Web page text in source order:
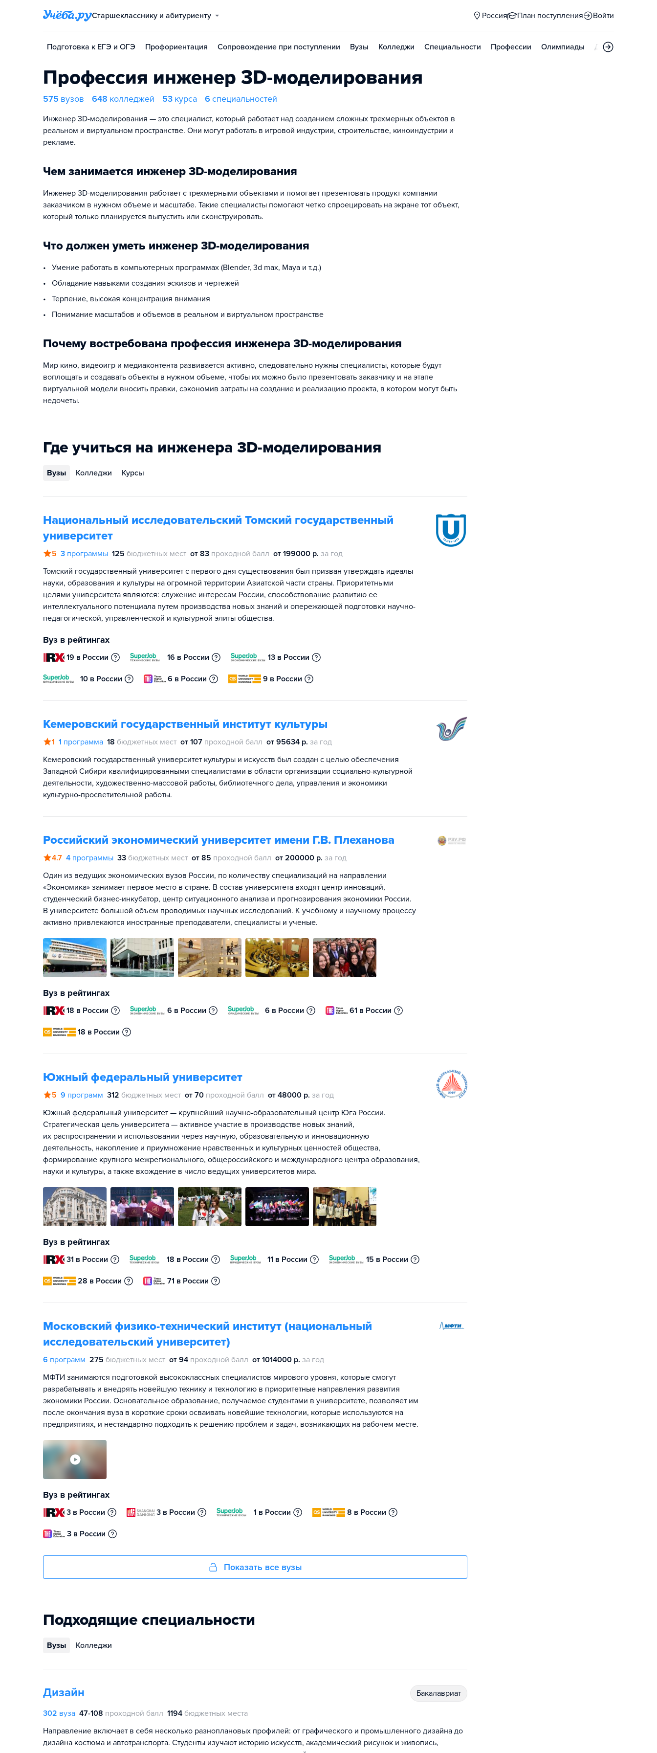
Старшекласснику и абитуриенту Россия План поступления Войти
Подготовка к ЕГЭ и ОГЭ Профориентация Сопровождение при поступлении Вузы Колледжи Специальности Профессии Олимпиады Дни открытых
Профессия инженер 3D-моделирования
575 вузов 648 колледжей 53 курса 6 специальностей
Инженер 3D-моделирования — это специалист, который работает над созданием сложных трехмерных объектов в
реальном и виртуальном пространстве. Они могут работать в игровой индустрии, строительстве, киноиндустрии и
рекламе.
Чем занимается инженер 3D-моделирования
Инженер 3D-моделирования работает с трехмерными объектами и помогает презентовать продукт компании
заказчиком в нужном объеме и масштабе. Такие специалисты помогают четко спроецировать на экране тот объект,
который только планируется выпустить или сконструировать.
Что должен уметь инженер 3D-моделирования
• Умение работать в компьютерных программах (Blender, 3d max, Maya и т.д.)
• Обладание навыками создания эскизов и чертежей
• Терпение, высокая концентрация внимания
• Понимание масштабов и объемов в реальном и виртуальном пространстве
Почему востребована профессия инженера 3D-моделирования
Мир кино, видеоигр и медиаконтента развивается активно, следовательно нужны специалисты, которые будут
воплощать и создавать объекты в нужном объеме, чтобы их можно было презентовать заказчику и на этапе
виртуальной модели вносить правки, сэкономив затраты на создание и реализацию проекта, в котором могут быть
недочеты.
Где учиться на инженера 3D-моделирования
Вузы Колледжи Курсы
Национальный исследовательский Томский государственный
университет
5 3 программы 125 бюджетных мест от 83 проходной балл от 199000 р. за год
Томский государственный университет с первого дня существования был призван утверждать идеалы
науки, образования и культуры на огромной территории Азиатской части страны. Приоритетными
целями университета являются: служение интересам России, способствование развитию ее
интеллектуального потенциала путем производства новых знаний и опережающей подготовки научно-
педагогической, управленческой и культурной элиты общества.
Вуз в рейтингах
19 в России 16 в России 13 в России
10 в России 6 в России 9 в России
Кемеровский государственный институт культуры
1 1 программа 18 бюджетных мест от 107 проходной балл от 95634 р. за год
Кемеровский государственный университет культуры и искусств был создан с целью обеспечения
Западной Сибири квалифицированными специалистами в области организации социально-культурной
деятельности, художественно-массовой работы, библиотечного дела, управления и экономики
культурно-просветительной работы.
Российский экономический университет имени Г.В. Плеханова
4.7 4 программы 33 бюджетных мест от 85 проходной балл от 200000 р. за год
Один из ведущих экономических вузов России, по количеству специализаций на направлении
«Экономика» занимает первое место в стране. В состав университета входят центр инноваций,
студенческий бизнес-инкубатор, центр ситуационного анализа и прогнозирования экономики России.
В университете большой объем проводимых научных исследований. К учебному и научному процессу
активно привлекаются иностранные преподаватели, специалисты и ученые.
Вуз в рейтингах
18 в России 6 в России 6 в России 61 в России
18 в России
Южный федеральный университет
5 9 программ 312 бюджетных мест от 70 проходной балл от 48000 р. за год
Южный федеральный университет — крупнейший научно-образовательный центр Юга России.
Стратегическая цель университета — активное участие в производстве новых знаний,
их распространении и использовании через научную, образовательную и инновационную
деятельность, накопление и приумножение нравственных и культурных ценностей общества,
формирование крупного межрегионального, общероссийского и международного центра образования,
науки и культуры, а также вхождение в число ведущих университетов мира.
Вуз в рейтингах
31 в России 18 в России 11 в России 15 в России
28 в России 71 в России
Московский физико-технический институт (национальный
исследовательский университет)
6 программ 275 бюджетных мест от 94 проходной балл от 1014000 р. за год
МФТИ занимаются подготовкой высококлассных специалистов мирового уровня, которые смогут
разрабатывать и внедрять новейшую технику и технологию в приоритетные направления развития
экономики России. Основательное образование, получаемое студентами в университете, позволяет им
после окончания вуза в короткие сроки осваивать новейшие технологии, которые используются на
предприятиях, и нестандартно подходить к решению проблем и задач, возникающих на рабочем месте.
Вуз в рейтингах
3 в России 3 в России 1 в России 8 в России
3 в России
Показать все вузы
Подходящие специальности
Вузы Колледжи
Дизайн бакалавриат
302 вуза 47-108 проходной балл 1194 бюджетных места
Направление включает в себя несколько разноплановых профилей: от графического и промышленного дизайна до
дизайна костюма и автотранспорта. Студенты изучают историю искусств, академический рисунок и живопись,